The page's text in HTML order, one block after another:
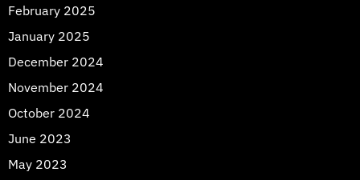
February 2025
January 2025
December 2024
November 2024
October 2024
June 2023
May 2023